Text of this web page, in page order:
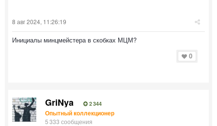
8 авг 2024, 11:26:19
Инициалы минцмейстера в скобках МЦМ?
0
GriNya 2 344
Опытный коллекционер
5 333 сообщения